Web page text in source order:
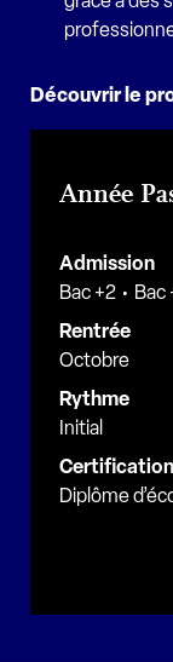
Découvrir le
Année
Admission
Bac +2
Bac
Rentrée
Octobre
Rythme
Initial
Certification
Diplôme